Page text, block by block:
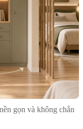
gọn và không chắn